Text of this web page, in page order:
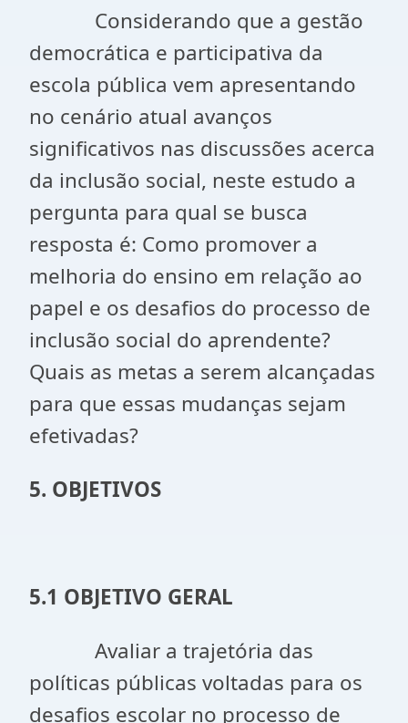
Considerando que a gestão
democrática e participativa da
escola pública vem apresentando
no cenário atual avanços
significativos nas discussões acerca
da inclusão social, neste estudo a
pergunta para qual se busca
resposta é: Como promover a
melhoria do ensino em relação ao
papel e os desafios do processo de
inclusão social do aprendente?
Quais as metas a serem alcançadas
para que essas mudanças sejam
efetivadas?
5. OBJETIVOS
5.1 OBJETIVO GERAL
Avaliar a trajetória das
políticas públicas voltadas para os
desafios escolar no processo de